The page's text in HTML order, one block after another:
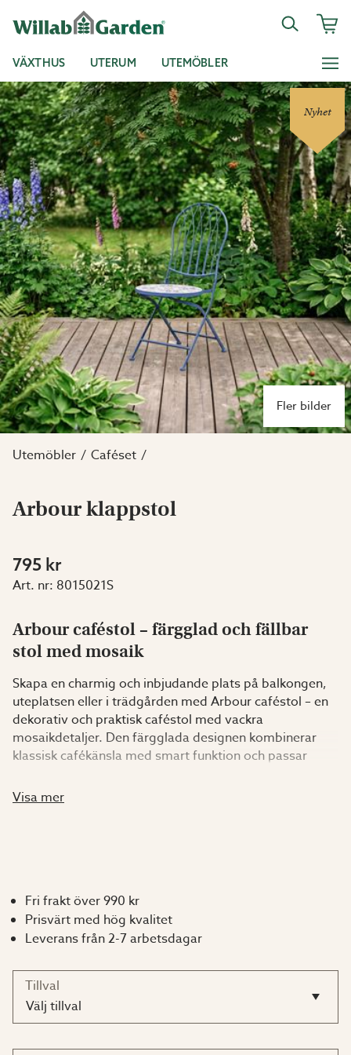
VÄXTHUS UTERUM UTEMÖBLER
Fler bilder
Nyhet
Utemöbler Caféset
Arbour klappstol
795 kr
Art. nr: 8015021S
Arbour caféstol – färgglad och fällbar
stol med mosaik
Skapa en charmig och inbjudande plats på balkongen,
uteplatsen eller i trädgården med Arbour caféstol – en
dekorativ och praktisk caféstol med vackra
mosaikdetaljer. Den färgglada designen kombinerar
klassisk cafékänsla med smart funktion och passar
trädgården.
Tack vare den fällbara konstruktionen är stolen enkel att
plocka fram när du behöver extra sittplatser och lika
smidig att fälla ihop och förvara när den inte används.
Visa mer
Fri frakt över 990 kr
Prisvärt med hög kvalitet
Leverans från 2-7 arbetsdagar
Tillval
Välj tillval